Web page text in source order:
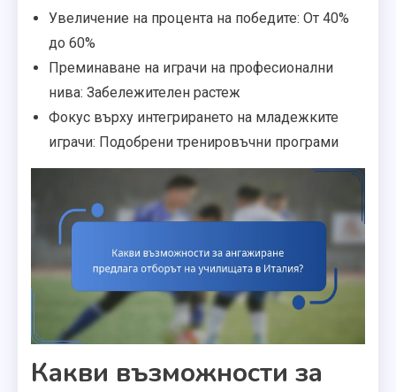
Увеличение на процента на победите: От 40%
до 60%
Преминаване на играчи на професионални
нива: Забележителен растеж
Фокус върху интегрирането на младежките
играчи: Подобрени тренировъчни програми
Какви възможности за